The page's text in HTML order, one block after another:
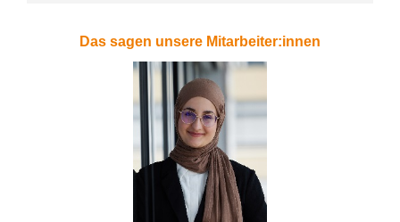
Das sagen unsere Mitarbeiter:innen